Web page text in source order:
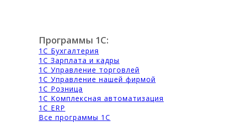
Программы 1С:
1С Бухгалтерия
1С Зарплата и кадры
1С Управление торговлей
1С Управление нашей фирмой
1С Розница
1С Комплексная автоматизация
1С ERP
Все программы 1С